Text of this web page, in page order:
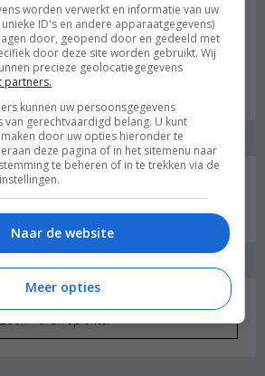
je graag mee in mijn persoonlijke
en meer bewuste leefstijl.
worden verwerkt en informatie van uw
ID's en andere apparaatgegevens)
door, geopend door en gedeeld met
door deze site worden gebruikt. Wij
precieze geolocatiegegevens
partners.
kunnen uw persoonsgegevens
van gerechtvaardigd belang. U kunt
door uw opties hieronder te
deze pagina of in het sitemenu naar
te beheren of in te trekken via de
Naar de website
Meer opties